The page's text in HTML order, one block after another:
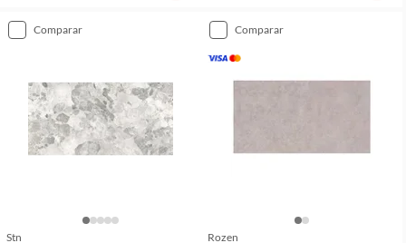
comparar
Stn
comparar
Rozen